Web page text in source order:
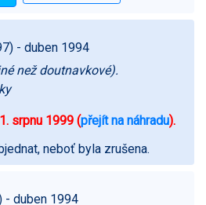
- duben 1994
než doutnavkové).
srpnu 1999 (přejít na náhradu).
neboť byla zrušena.
- duben 1994